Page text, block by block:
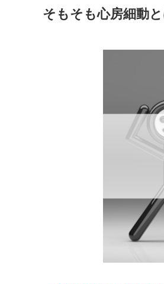
そもそも心房細動